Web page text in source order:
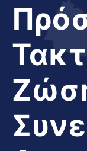
Διαφάνεια
Νησί
Μας